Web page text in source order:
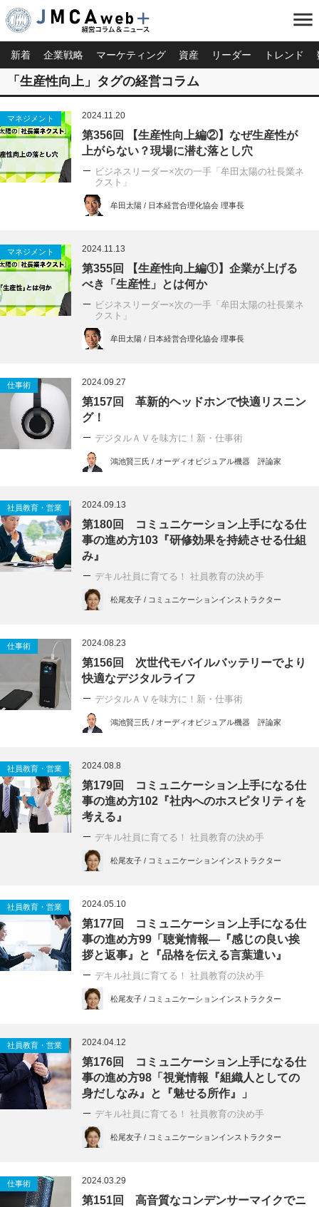
menu
新着 企業戦略 マーケティング 資産 リーダー トレンド
「生産性向上」タグの経営コラム
マネジメント 2024.11.20
第356回 【生産性向上編②】なぜ生産性が
上がらない？現場に潜む落とし穴
ビジネスリーダー×次の一手「牟田太陽の社長業ネ
クスト」
牟田太陽 / 日本経営合理化協会 理事長
マネジメント 2024.11.13
第355回 【生産性向上編①】企業が上げる
べき「生産性」とは何か
ビジネスリーダー×次の一手「牟田太陽の社長業ネ
クスト」
牟田太陽 / 日本経営合理化協会 理事長
仕事術 2024.09.27
第157回 革新的ヘッドホンで快適リスニン
グ！
デジタルＡＶを味方に！新・仕事術
鴻池賢三氏 / オーディオビジュアル機器 評論家
社員教育・営業 2024.09.13
第180回 コミュニケーション上手になる仕
事の進め方103『研修効果を持続させる仕組
み』
デキル社員に育てる！ 社員教育の決め手
松尾友子 / コミュニケーションインストラクター
仕事術 2024.08.23
第156回 次世代モバイルバッテリーでより
快適なデジタルライフ
デジタルＡＶを味方に！新・仕事術
鴻池賢三氏 / オーディオビジュアル機器 評論家
社員教育・営業 2024.08.8
第179回 コミュニケーション上手になる仕
事の進め方102『社内へのホスピタリティを
考える』
デキル社員に育てる！ 社員教育の決め手
松尾友子 / コミュニケーションインストラクター
社員教育・営業 2024.05.10
第177回 コミュニケーション上手になる仕
事の進め方99「聴覚情報―『感じの良い挨
拶と返事』と『品格を伝える言葉遣い』
デキル社員に育てる！ 社員教育の決め手
松尾友子 / コミュニケーションインストラクター
社員教育・営業 2024.04.12
第176回 コミュニケーション上手になる仕
事の進め方98「視覚情報『組織人としての
身だしなみ』と『魅せる所作』」
デキル社員に育てる！ 社員教育の決め手
松尾友子 / コミュニケーションインストラクター
仕事術 2024.03.29
第151回 高音質なコンデンサーマイクでニ